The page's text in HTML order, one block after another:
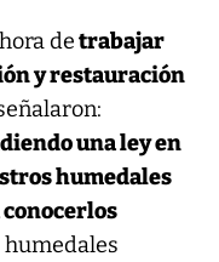
detrabajar
y restauración
una ley en
humedales